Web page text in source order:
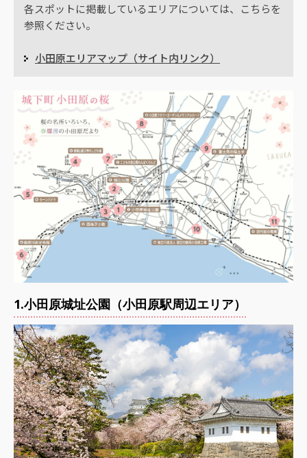
各スポットに掲載しているエリアについては、こちらを
参照ください。
小田原エリアマップ（サイト内リンク）
1.小田原城址公園（小田原駅周辺エリア）